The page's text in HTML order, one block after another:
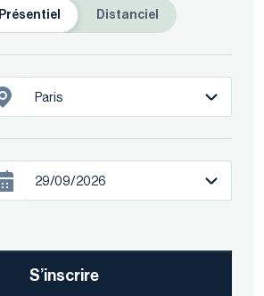
Présentiel Distanciel
Paris
29/09/2026
S’inscrire